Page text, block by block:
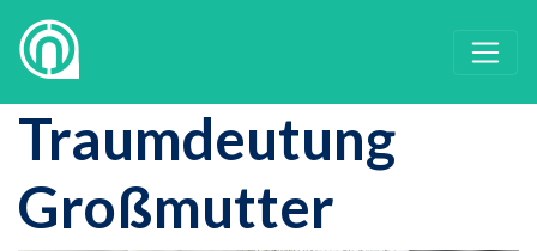
Traumdeutung
Großmutter